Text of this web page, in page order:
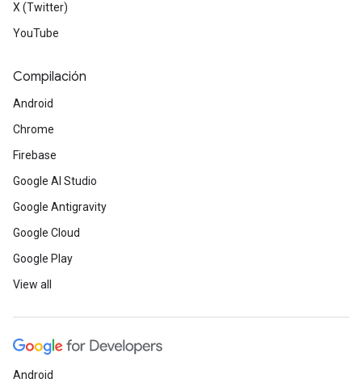
X (Twitter)
YouTube
Compilación
Android
Chrome
Firebase
Google AI Studio
Google Antigravity
Google Cloud
Google Play
View all
Android